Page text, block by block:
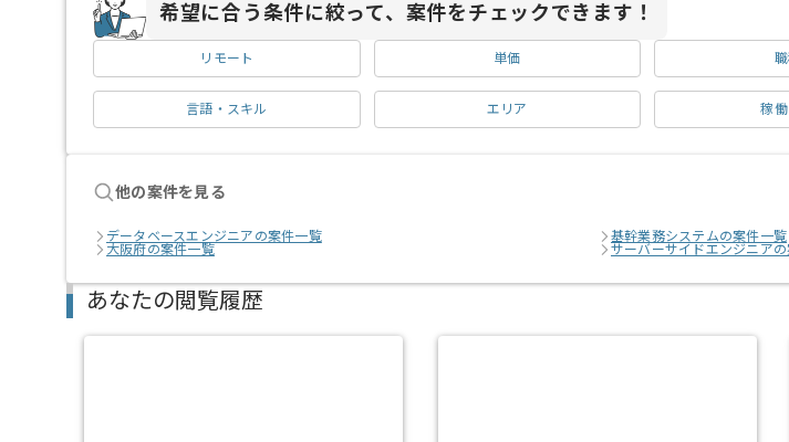
希望に合う条件に絞って、案件をチェックできます！
リモート 単価
言語・スキル エリア 稼
他の案件を見る
データベースエンジニアの案件一覧
基幹業務システムの案件一覧
大阪府の案件一覧
サーバーサイドエンジニア
あなたの閲覧履歴